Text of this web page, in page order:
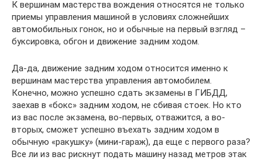
К вершинам мастерства вождения относятся не только
приемы управления машиной в условиях сложнейших
автомобильных гонок, но и обычные на первый взгляд –
буксировка, обгон и движение задним ходом.
Да-да, движение задним ходом относится именно к
вершинам мастерства управления автомобилем.
Конечно, можно успешно сдать экзамены в ГИБДД,
заехав в «бокс» задним ходом, не сбивая стоек. Но кто
из вас после экзамена, во-первых, отважится, а во-
вторых, сможет успешно въехать задним ходом в
обычную «ракушку» (мини-гараж), да еще с первого раза?
Все ли из вас рискнут подать машину назад метров этак